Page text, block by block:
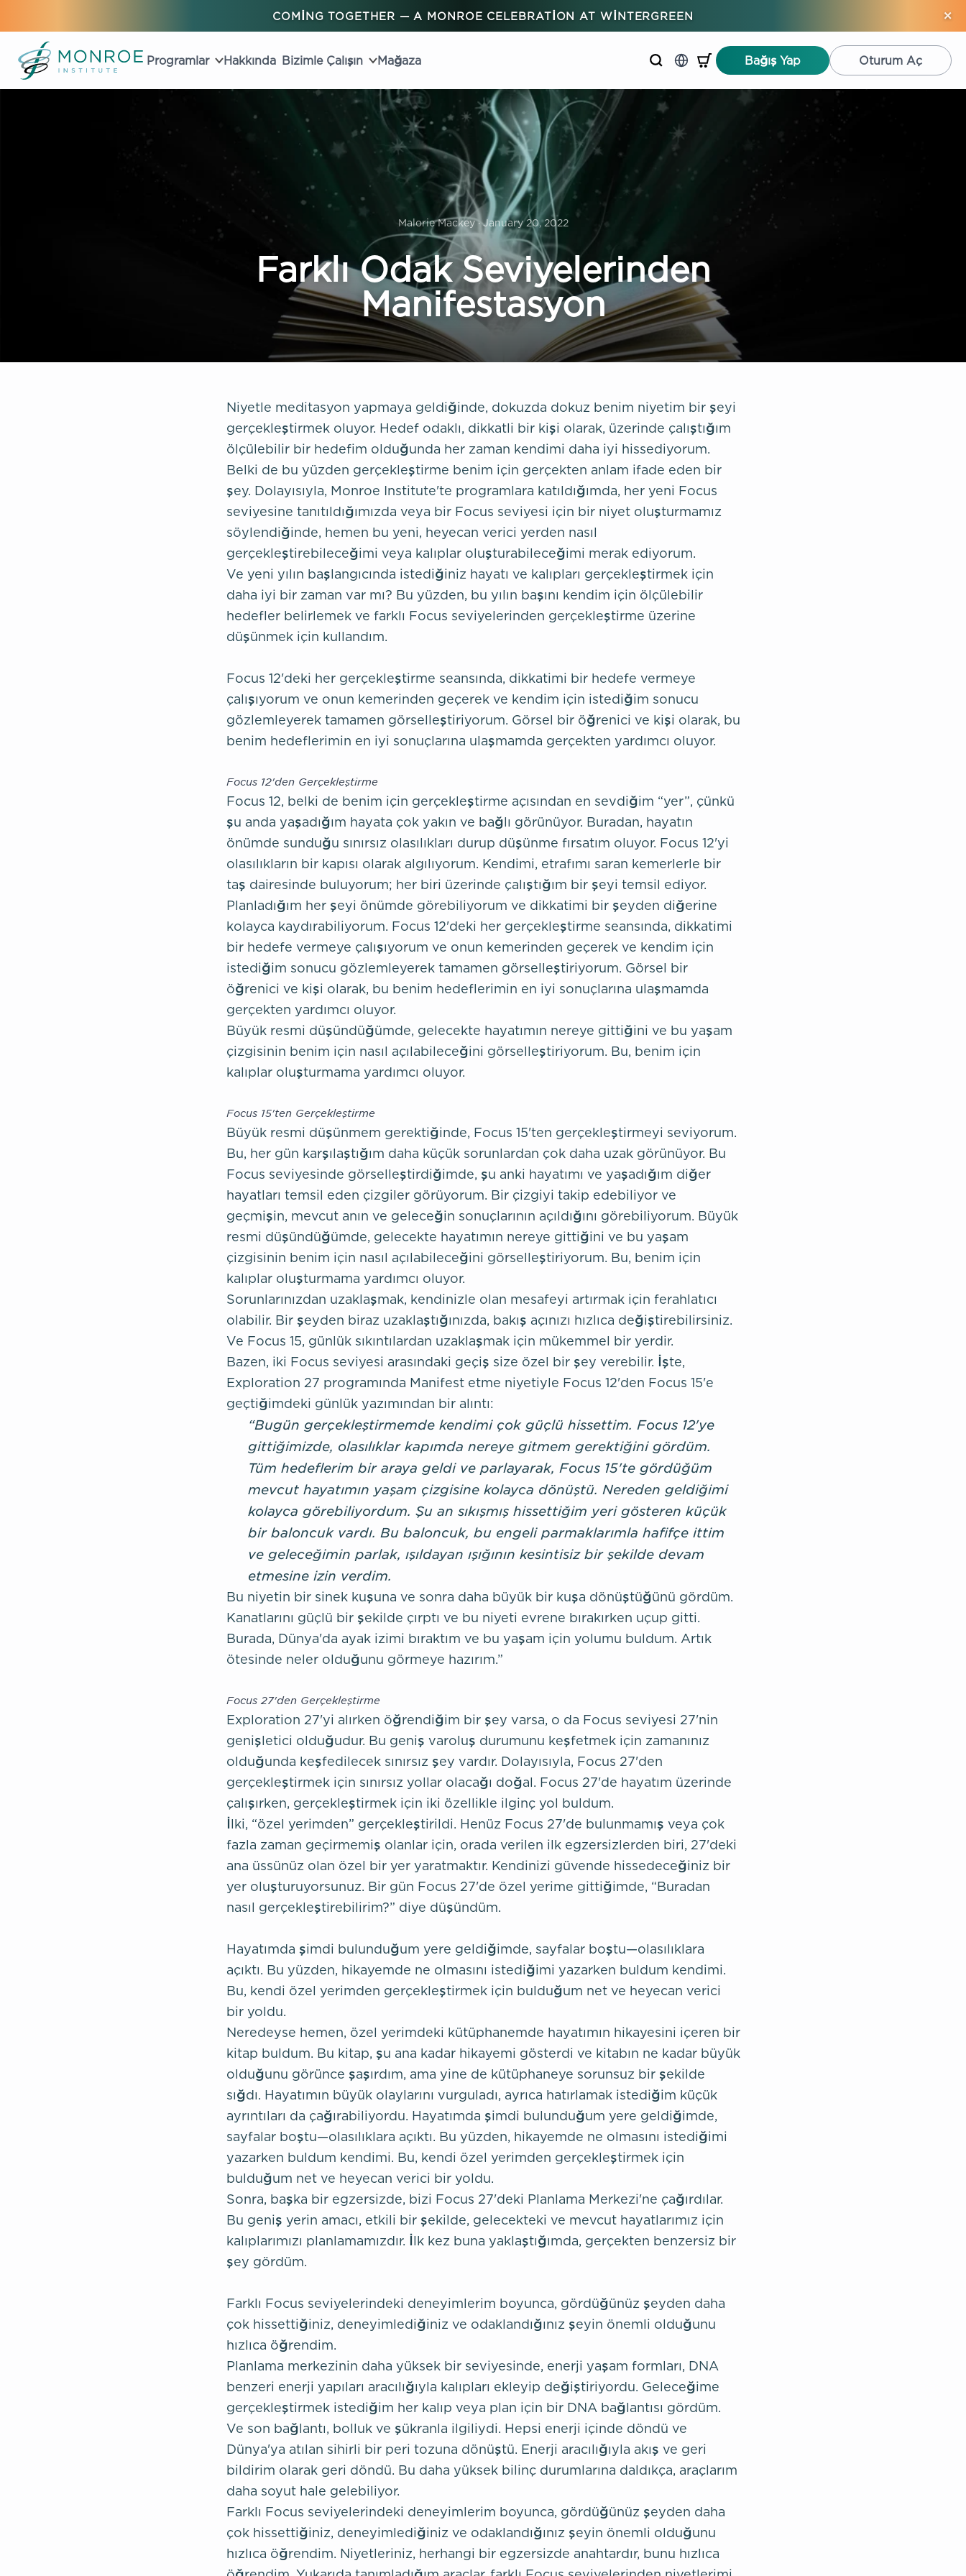
COMING TOGETHER — A MONROE CELEBRATION AT WINTERGREEN ×
Programlar Hakkında Bizimle Çalışın Mağaza Bağış Yap Oturum Aç
Malorie Mackey · January 20, 2022
Farklı Odak Seviyelerinden
Manifestasyon
Niyetle meditasyon yapmaya geldiğinde, dokuzda dokuz benim niyetim bir şeyi
gerçekleştirmek oluyor. Hedef odaklı, dikkatli bir kişi olarak, üzerinde çalıştığım
ölçülebilir bir hedefim olduğunda her zaman kendimi daha iyi hissediyorum.
Belki de bu yüzden gerçekleştirme benim için gerçekten anlam ifade eden bir
şey. Dolayısıyla, Monroe Institute'te programlara katıldığımda, her yeni Focus
seviyesine tanıtıldığımızda veya bir Focus seviyesi için bir niyet oluşturmamız
söylendiğinde, hemen bu yeni, heyecan verici yerden nasıl
gerçekleştirebileceğimi veya kalıplar oluşturabileceğimi merak ediyorum.
Ve yeni yılın başlangıcında istediğiniz hayatı ve kalıpları gerçekleştirmek için
daha iyi bir zaman var mı? Bu yüzden, bu yılın başını kendim için ölçülebilir
hedefler belirlemek ve farklı Focus seviyelerinden gerçekleştirme üzerine
düşünmek için kullandım.
Focus 12'deki her gerçekleştirme seansında, dikkatimi bir hedefe vermeye
çalışıyorum ve onun kemerinden geçerek ve kendim için istediğim sonucu
gözlemleyerek tamamen görselleştiriyorum. Görsel bir öğrenici ve kişi olarak, bu
benim hedeflerimin en iyi sonuçlarına ulaşmamda gerçekten yardımcı oluyor.
Focus 12'den Gerçekleştirme
Focus 12, belki de benim için gerçekleştirme açısından en sevdiğim “yer”, çünkü
şu anda yaşadığım hayata çok yakın ve bağlı görünüyor. Buradan, hayatın
önümde sunduğu sınırsız olasılıkları durup düşünme fırsatım oluyor. Focus 12'yi
olasılıkların bir kapısı olarak algılıyorum. Kendimi, etrafımı saran kemerlerle bir
taş dairesinde buluyorum; her biri üzerinde çalıştığım bir şeyi temsil ediyor.
Planladığım her şeyi önümde görebiliyorum ve dikkatimi bir şeyden diğerine
kolayca kaydırabiliyorum. Focus 12'deki her gerçekleştirme seansında, dikkatimi
bir hedefe vermeye çalışıyorum ve onun kemerinden geçerek ve kendim için
istediğim sonucu gözlemleyerek tamamen görselleştiriyorum. Görsel bir
öğrenici ve kişi olarak, bu benim hedeflerimin en iyi sonuçlarına ulaşmamda
gerçekten yardımcı oluyor.
Büyük resmi düşündüğümde, gelecekte hayatımın nereye gittiğini ve bu yaşam
çizgisinin benim için nasıl açılabileceğini görselleştiriyorum. Bu, benim için
kalıplar oluşturmama yardımcı oluyor.
Focus 15'ten Gerçekleştirme
Büyük resmi düşünmem gerektiğinde, Focus 15'ten gerçekleştirmeyi seviyorum.
Bu, her gün karşılaştığım daha küçük sorunlardan çok daha uzak görünüyor. Bu
Focus seviyesinde görselleştirdiğimde, şu anki hayatımı ve yaşadığım diğer
hayatları temsil eden çizgiler görüyorum. Bir çizgiyi takip edebiliyor ve
geçmişin, mevcut anın ve geleceğin sonuçlarının açıldığını görebiliyorum. Büyük
resmi düşündüğümde, gelecekte hayatımın nereye gittiğini ve bu yaşam
çizgisinin benim için nasıl açılabileceğini görselleştiriyorum. Bu, benim için
kalıplar oluşturmama yardımcı oluyor.
Sorunlarınızdan uzaklaşmak, kendinizle olan mesafeyi artırmak için ferahlatıcı
olabilir. Bir şeyden biraz uzaklaştığınızda, bakış açınızı hızlıca değiştirebilirsiniz.
Ve Focus 15, günlük sıkıntılardan uzaklaşmak için mükemmel bir yerdir.
Bazen, iki Focus seviyesi arasındaki geçiş size özel bir şey verebilir. İşte,
Exploration 27 programında Manifest etme niyetiyle Focus 12'den Focus 15'e
geçtiğimdeki günlük yazımından bir alıntı:
“Bugün gerçekleştirmemde kendimi çok güçlü hissettim. Focus 12'ye
gittiğimizde, olasılıklar kapımda nereye gitmem gerektiğini gördüm.
Tüm hedeflerim bir araya geldi ve parlayarak, Focus 15'te gördüğüm
mevcut hayatımın yaşam çizgisine kolayca dönüştü. Nereden geldiğimi
kolayca görebiliyordum. Şu an sıkışmış hissettiğim yeri gösteren küçük
bir baloncuk vardı. Bu baloncuk, bu engeli parmaklarımla hafifçe ittim
ve geleceğimin parlak, ışıldayan ışığının kesintisiz bir şekilde devam
etmesine izin verdim.
Bu niyetin bir sinek kuşuna ve sonra daha büyük bir kuşa dönüştüğünü gördüm.
Kanatlarını güçlü bir şekilde çırptı ve bu niyeti evrene bırakırken uçup gitti.
Burada, Dünya'da ayak izimi bıraktım ve bu yaşam için yolumu buldum. Artık
ötesinde neler olduğunu görmeye hazırım.”
Focus 27'den Gerçekleştirme
Exploration 27'yi alırken öğrendiğim bir şey varsa, o da Focus seviyesi 27'nin
genişletici olduğudur. Bu geniş varoluş durumunu keşfetmek için zamanınız
olduğunda keşfedilecek sınırsız şey vardır. Dolayısıyla, Focus 27'den
gerçekleştirmek için sınırsız yollar olacağı doğal. Focus 27'de hayatım üzerinde
çalışırken, gerçekleştirmek için iki özellikle ilginç yol buldum.
İlki, “özel yerimden” gerçekleştirildi. Henüz Focus 27'de bulunmamış veya çok
fazla zaman geçirmemiş olanlar için, orada verilen ilk egzersizlerden biri, 27'deki
ana üssünüz olan özel bir yer yaratmaktır. Kendinizi güvende hissedeceğiniz bir
yer oluşturuyorsunuz. Bir gün Focus 27'de özel yerime gittiğimde, “Buradan
nasıl gerçekleştirebilirim?” diye düşündüm.
Hayatımda şimdi bulunduğum yere geldiğimde, sayfalar boştu—olasılıklara
açıktı. Bu yüzden, hikayemde ne olmasını istediğimi yazarken buldum kendimi.
Bu, kendi özel yerimden gerçekleştirmek için bulduğum net ve heyecan verici
bir yoldu.
Neredeyse hemen, özel yerimdeki kütüphanemde hayatımın hikayesini içeren bir
kitap buldum. Bu kitap, şu ana kadar hikayemi gösterdi ve kitabın ne kadar büyük
olduğunu görünce şaşırdım, ama yine de kütüphaneye sorunsuz bir şekilde
sığdı. Hayatımın büyük olaylarını vurguladı, ayrıca hatırlamak istediğim küçük
ayrıntıları da çağırabiliyordu. Hayatımda şimdi bulunduğum yere geldiğimde,
sayfalar boştu—olasılıklara açıktı. Bu yüzden, hikayemde ne olmasını istediğimi
yazarken buldum kendimi. Bu, kendi özel yerimden gerçekleştirmek için
bulduğum net ve heyecan verici bir yoldu.
Sonra, başka bir egzersizde, bizi Focus 27'deki Planlama Merkezi'ne çağırdılar.
Bu geniş yerin amacı, etkili bir şekilde, gelecekteki ve mevcut hayatlarımız için
kalıplarımızı planlamamızdır. İlk kez buna yaklaştığımda, gerçekten benzersiz bir
şey gördüm.
Farklı Focus seviyelerindeki deneyimlerim boyunca, gördüğünüz şeyden daha
çok hissettiğiniz, deneyimlediğiniz ve odaklandığınız şeyin önemli olduğunu
hızlıca öğrendim.
Planlama merkezinin daha yüksek bir seviyesinde, enerji yaşam formları, DNA
benzeri enerji yapıları aracılığıyla kalıpları ekleyip değiştiriyordu. Geleceğime
gerçekleştirmek istediğim her kalıp veya plan için bir DNA bağlantısı gördüm.
Ve son bağlantı, bolluk ve şükranla ilgiliydi. Hepsi enerji içinde döndü ve
Dünya'ya atılan sihirli bir peri tozuna dönüştü. Enerji aracılığıyla akış ve geri
bildirim olarak geri döndü. Bu daha yüksek bilinç durumlarına daldıkça, araçlarım
daha soyut hale gelebiliyor.
Farklı Focus seviyelerindeki deneyimlerim boyunca, gördüğünüz şeyden daha
çok hissettiğiniz, deneyimlediğiniz ve odaklandığınız şeyin önemli olduğunu
hızlıca öğrendim. Niyetleriniz, herhangi bir egzersizde anahtardır, bunu hızlıca